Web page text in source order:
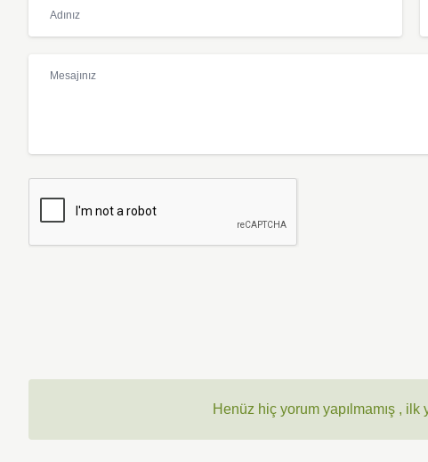
Henüz hiç yorum yapılmamış ,